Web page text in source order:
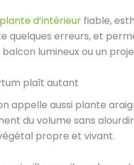
plante d’intérieurfiable,
quelques erreurs, et
lumineux ou un
plaît autant
appelle aussi plante
du volume sans
propre et vivant.